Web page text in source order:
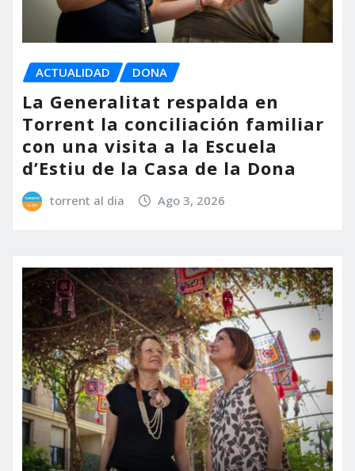
ACTUALIDAD DONA
La Generalitat respalda en
Torrent la conciliación familiar
con una visita a la Escuela
d’Estiu de la Casa de la Dona
torrent al dia Ago 3, 2026